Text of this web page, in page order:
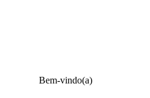
Bem-vindo(a)